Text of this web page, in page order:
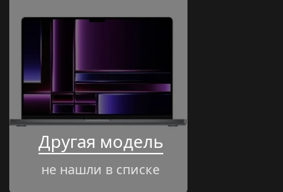
Другая модель
не нашли в списке